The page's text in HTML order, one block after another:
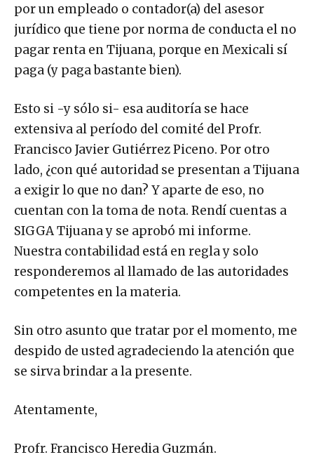
por un empleado o contador(a) del asesor
jurídico que tiene por norma de conducta el no
pagar renta en Tijuana, porque en Mexicali sí
paga (y paga bastante bien).
Esto si -y sólo si- esa auditoría se hace
extensiva al período del comité del Profr.
Francisco Javier Gutiérrez Piceno. Por otro
lado, ¿con qué autoridad se presentan a Tijuana
a exigir lo que no dan? Y aparte de eso, no
cuentan con la toma de nota. Rendí cuentas a
SIGGA Tijuana y se aprobó mi informe.
Nuestra contabilidad está en regla y solo
responderemos al llamado de las autoridades
competentes en la materia.
Sin otro asunto que tratar por el momento, me
despido de usted agradeciendo la atención que
se sirva brindar a la presente.
Atentamente,
Profr. Francisco Heredia Guzmán.